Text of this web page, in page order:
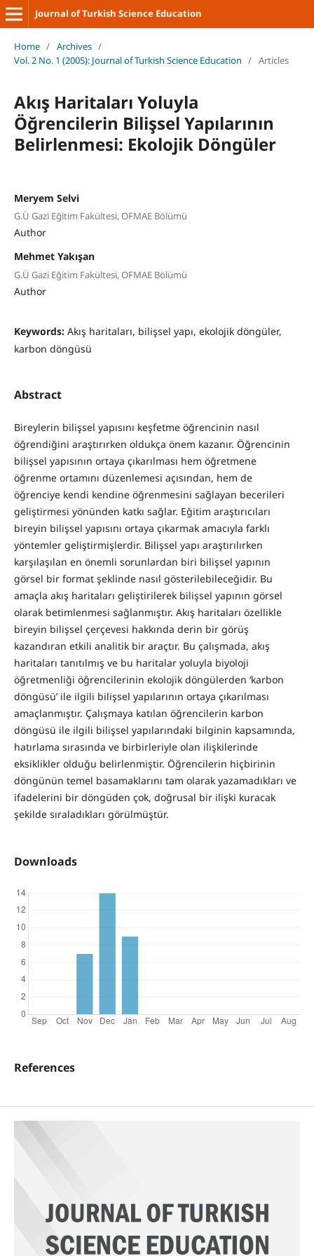
Journal of Turkish Science Education
Home / Archives /
Vol. 2 No. 1 (2005): Journal of Turkish Science Education / Articles
Akış Haritaları Yoluyla
Öğrencilerin Bilişsel Yapılarının
Belirlenmesi: Ekolojik Döngüler
Meryem Selvi
G.Ü Gazi Eğitim Fakültesi, OFMAE Bölümü
Author
Mehmet Yakışan
G.Ü Gazi Eğitim Fakültesi, OFMAE Bölümü
Author
Keywords: Akış haritaları, bilişsel yapı, ekolojik döngüler,
karbon döngüsü
Abstract
Bireylerin bilişsel yapısını keşfetme öğrencinin nasıl
öğrendiğini araştırırken oldukça önem kazanır. Öğrencinin
bilişsel yapısının ortaya çıkarılması hem öğretmene
öğrenme ortamını düzenlemesi açısından, hem de
öğrenciye kendi kendine öğrenmesini sağlayan becerileri
geliştirmesi yönünden katkı sağlar. Eğitim araştırıcıları
bireyin bilişsel yapısını ortaya çıkarmak amacıyla farklı
yöntemler geliştirmişlerdir. Bilişsel yapı araştırılırken
karşılaşılan en önemli sorunlardan biri bilişsel yapının
görsel bir format şeklinde nasıl gösterilebileceğidir. Bu
amaçla akış haritaları geliştirilerek bilişsel yapının görsel
olarak betimlenmesi sağlanmıştır. Akış haritaları özellikle
bireyin bilişsel çerçevesi hakkında derin bir görüş
kazandıran etkili analitik bir araçtır. Bu çalışmada, akış
haritaları tanıtılmış ve bu haritalar yoluyla biyoloji
öğretmenliği öğrencilerinin ekolojik döngülerden ‘karbon
döngüsü’ ile ilgili bilişsel yapılarının ortaya çıkarılması
amaçlanmıştır. Çalışmaya katılan öğrencilerin karbon
döngüsü ile ilgili bilişsel yapılarındaki bilginin kapsamında,
hatırlama sırasında ve birbirleriyle olan ilişkilerinde
eksiklikler olduğu belirlenmiştir. Öğrencilerin hiçbirinin
döngünün temel basamaklarını tam olarak yazamadıkları ve
ifadelerini bir döngüden çok, doğrusal bir ilişki kuracak
şekilde sıraladıkları görülmüştür.
Downloads
References